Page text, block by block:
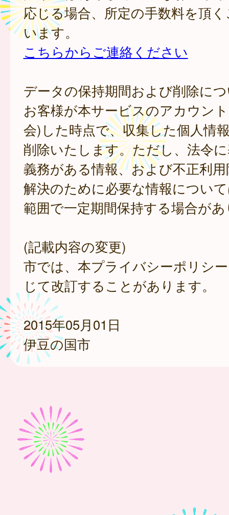
応じる場合、所定の手数料を頂
います。
こちらからご連絡ください
データの保持期間および削除に
お客様が本サービスのアカウン
会)した時点で、収集した個人情
削除いたします。ただし、法令
義務がある情報、および不正利
解決のために必要な情報につい
範囲で一定期間保持する場合が
(記載内容の変更)
市では、本プライバシーポリシ
じて改訂することがあります。
2015年05月01日
伊豆の国市